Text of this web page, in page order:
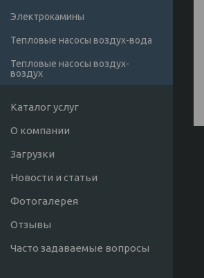
Электрокамины
Тепловые насосы воздух-вода
Тепловые насосы воздух-
воздух
Каталог услуг
О компании
Загрузки
Новости и статьи
Фотогалерея
Отзывы
Часто задаваемые вопросы